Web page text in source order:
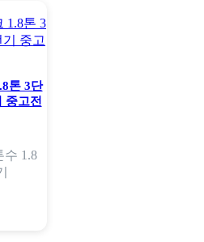
톤 3단
중고전
수 1.8